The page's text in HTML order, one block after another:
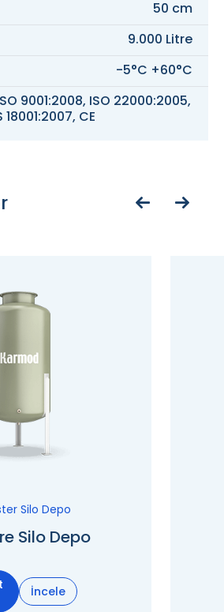
50 cm
9.000 Litre
-5°C +60°C
9001:2008, ISO 22000:2005,
18001:2007, CE
Silo Depo
Silo Depo
İncele